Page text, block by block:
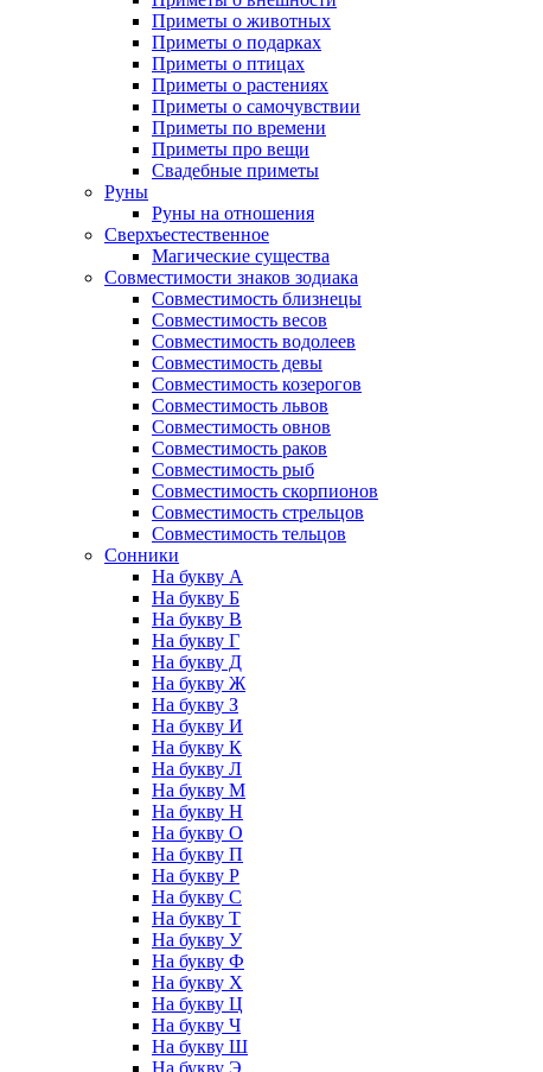
Приметы о животных
Приметы о подарках
Приметы о птицах
Приметы о растениях
Приметы о самочувствии
Приметы по времени
Приметы про вещи
Свадебные приметы
Руны
Руны на отношения
Сверхъестественное
Магические существа
Совместимости знаков зодиака
Совместимость близнецы
Совместимость весов
Совместимость водолеев
Совместимость девы
Совместимость козерогов
Совместимость львов
Совместимость овнов
Совместимость раков
Совместимость рыб
Совместимость скорпионов
Совместимость стрельцов
Совместимость тельцов
Сонники
На букву А
На букву Б
На букву В
На букву Г
На букву Д
На букву Ж
На букву З
На букву И
На букву К
На букву Л
На букву М
На букву Н
На букву О
На букву П
На букву Р
На букву С
На букву Т
На букву У
На букву Ф
На букву Х
На букву Ц
На букву Ч
На букву Ш
На букву Э